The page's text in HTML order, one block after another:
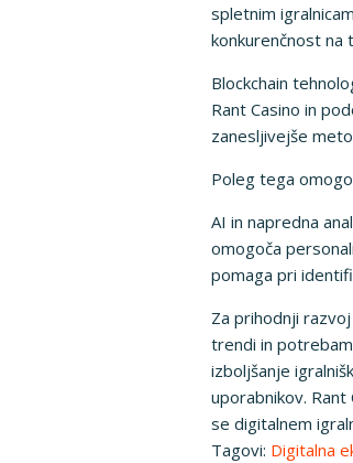
spletnim
konkurenčnost na
Blockchain
Rant Casino in
zanesljivejše
Poleg tega
AI in napredna
omogoča
pomaga pri
Za prihodnji
trendi in
izboljšanje
uporabnikov.
se digitalnem
Tagovi: Digitalna